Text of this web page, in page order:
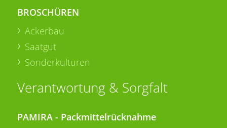
BROSCHÜREN
Ackerbau
Saatgut
Sonderkulturen
Verantwortung & Sorgfalt
PAMIRA - Packmittelrücknahme